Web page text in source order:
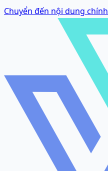
Chuyển đến nội dung chính